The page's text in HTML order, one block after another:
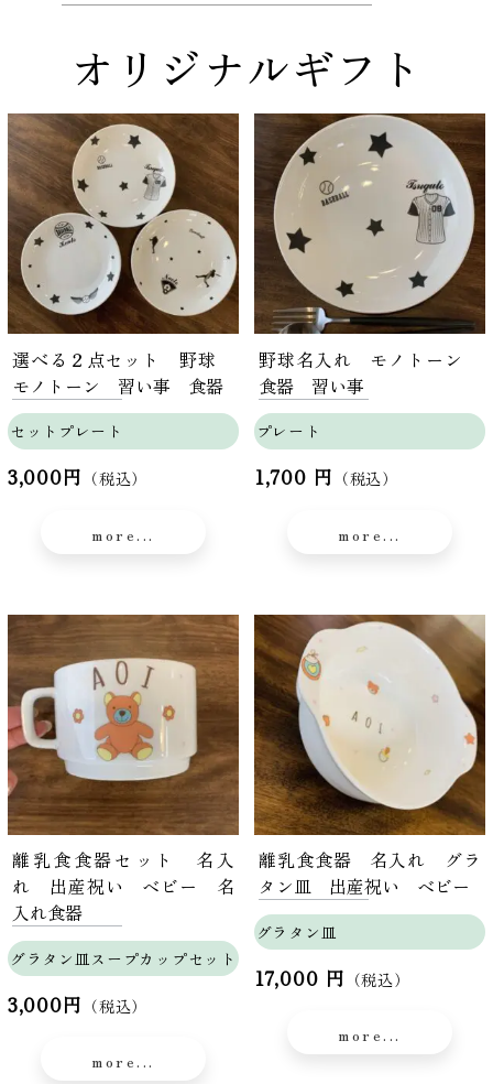
オリジナルギフト
選べる２点セット 野球
モノトーン 習い事 食器
セットプレート
3,000円 （税込）
more...
野球名入れ モノトーン
食器 習い事
プレート
1,700 円 （税込）
more...
離乳食食器セット 名入
れ 出産祝い ベビー 名
入れ食器
グラタン皿スープカップセット
3,000円 （税込）
more...
離乳食食器 名入れ グラ
タン皿 出産祝い ベビー
グラタン皿
17,000 円 （税込）
more...